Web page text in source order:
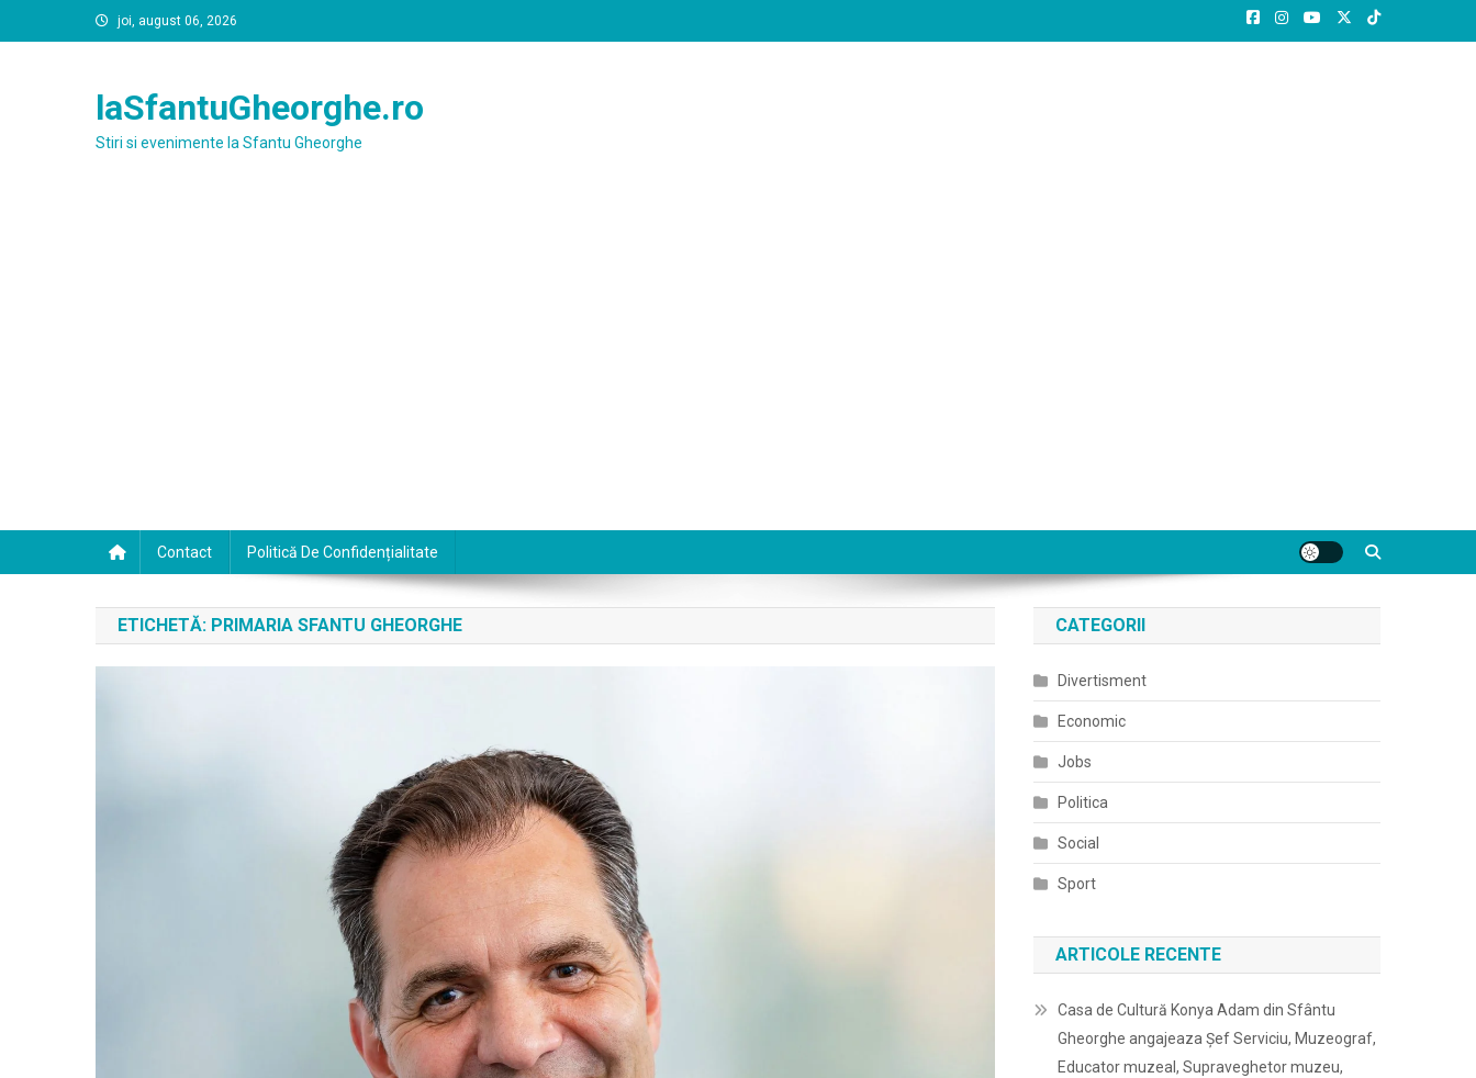
to
joi, august 06, 2026
laSfantuGheorghe.ro
Stiri si evenimente la Sfantu Gheorghe
Contact Politică De Confidențialitate
ETICHETĂ: PRIMARIA SFANTU GHEORGHE CATEGORII
Divertisment
Economic
Jobs
Politica
Social
Sport
ARTICOLE RECENTE
Casa de Cultură Konya Adam din Sfântu
Gheorghe angajeaza Șef Serviciu, Muzeograf,
Educator muzeal, Supraveghetor muzeu,